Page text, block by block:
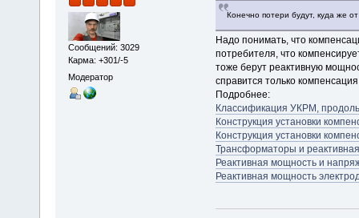
Сообщений: 3029
Карма: +301/-5
Модератор
Конечно потери будут, куда же
Надо понимать, что
потребителя, что
тоже берут реактивную
справится только
Подробнее:
Классификация УКРМ,
Конструкция установки
Конструкция установки
Трансформаторы и
Реактивная мощность и
Реактивная мощность